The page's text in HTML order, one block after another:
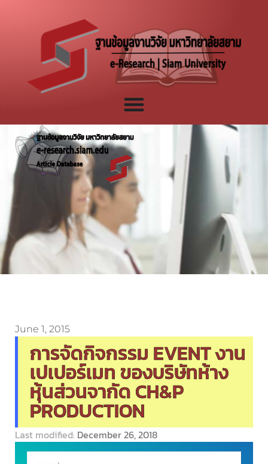
June 1, 2015
การจัดกิจกรรม EVENT งาน
เปเปอร์เมท ของบริษัทห้าง
หุ้นส่วนจากัด CH&P
PRODUCTION
Last modified: December 26, 2018